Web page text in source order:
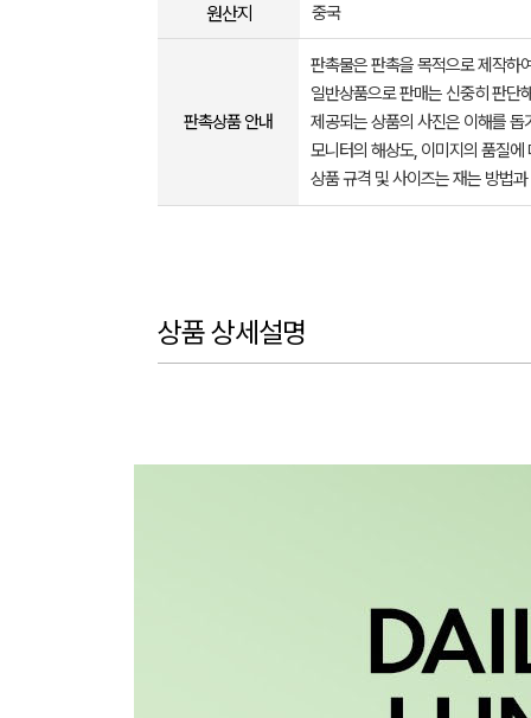
원산지 중국
판촉상품 안내
판촉물은 판촉을 목적으로 제작하
일반상품으로 판매는 신중히 판단
제공되는 상품의 사진은 이해를
모니터의 해상도, 이미지의 품질
상품 규격 및 사이즈는 재는 방법
상품 상세설명